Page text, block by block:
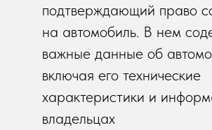
подтверждающий право
на автомобиль. В нем
важные данные об
включая его технические
характеристики и
владельцах